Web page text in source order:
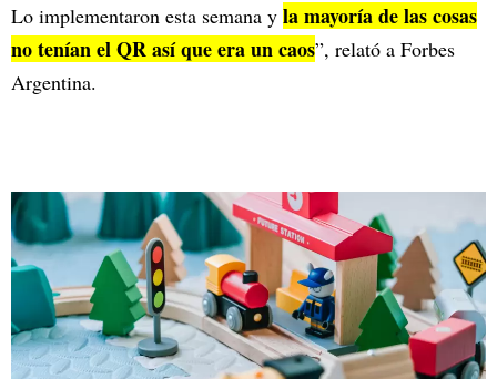
Lo implementaron esta semana y la mayoría de las cosas
no tenían el QR así que era un caos”, relató a Forbes
Argentina.